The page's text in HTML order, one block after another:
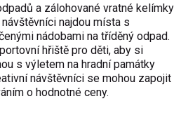
a zálohované vratné kelímky
najdou místa s
nádobami na tříděný odpad.
hřiště pro děti, aby si
s výletem na hradní památky
návštěvníci se mohou zapojit
o hodnotné ceny.